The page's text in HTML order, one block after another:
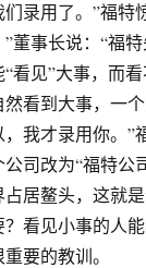
录用了。”福特
董事长说：“福
看见”大事，而
看到大事，一
我才录用你。
司改为“福特
居鳌头，这就
看见小事的人
要的教训。